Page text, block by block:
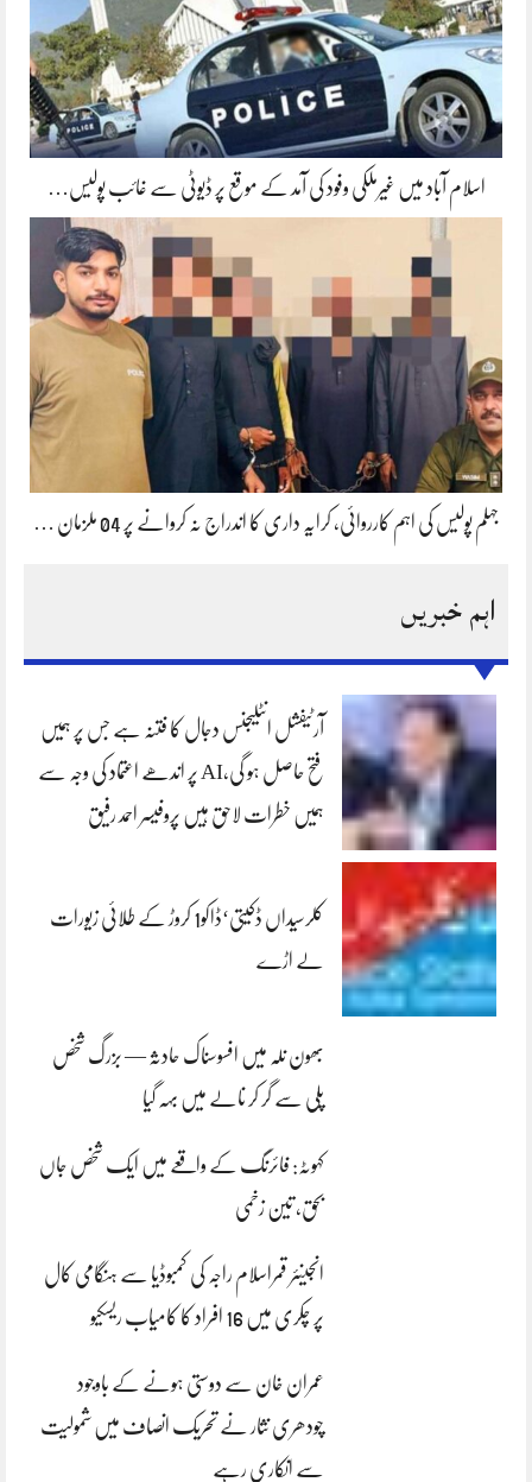
اسلام آباد میں غیرملکی وفود کی آمد کے موقع پر ڈیوٹی سے غائب پولیس…
جہلم پولیس کی اہم کارروائی، کرایہ داری کا اندراج نہ کروانے پر 04 ملزمان …
اہم خبریں
آرٹیفشل انٹلیجنس دجال کا فتنہ ہے جس پر ہمیں
فتح حاصل ہو گی،AI پر اندھے اعتماد کی وجہ سے
ہمیں خطرات لاحق ہیں پروفیسر احمد رفیق
کلرسیداں ڈکیتی‘ڈاکو1 کروڑ کے طلائی زیورات
لے اڑے
بھون نلہ میں افسوسناک حادثہ — بزرگ شخص
پلی سے گر کر نالے میں بہہ گیا
کہوٹہ: فائرنگ کے واقعے میں ایک شخص جاں
بحق، تین زخمی
انجینئر قمراسلام راجہ کی کمبوڈیا سے ہنگامی کال
پر چکری میں 16 افراد کا کامیاب ریسکیو
عمران خان سے دوستی ہونے کے باوجود
چودھری نثار نے تحریک انصاف میں شمولیت
سے انکاری رہے